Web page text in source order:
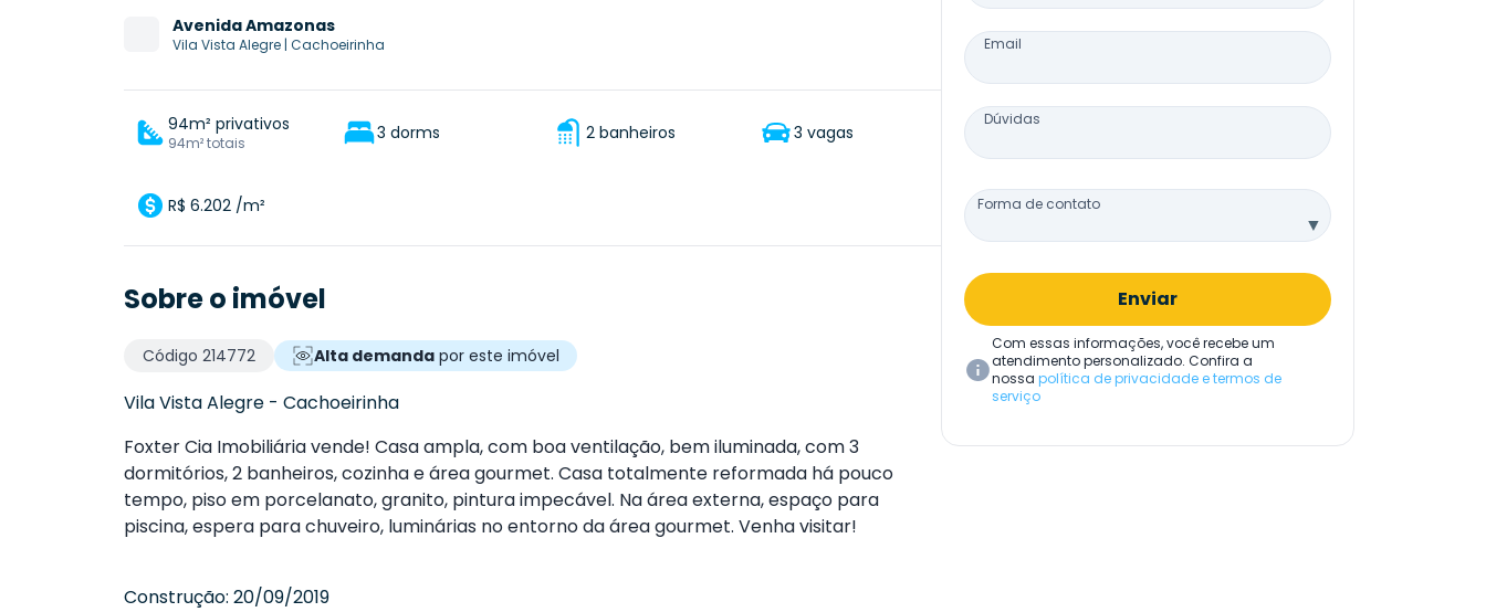
AvenidaAmazonas
Vila Vista Alegre | Cachoeirinha
94m² privativos
94m² totais 3 dorms 2 banheiros 3 vagas
R$ 6.202 /m²
Sobre o imóvel
Código 214772 Alta demanda por este imóvel
Vila Vista Alegre - Cachoeirinha
Foxter Cia Imobiliária vende! Casa ampla, com boa ventilação, bem iluminada, com 3
dormitórios, 2 banheiros, cozinha e área gourmet. Casa totalmente reformada há pouco
tempo, piso em porcelanato, granito, pintura impecável. Na área externa, espaço para
piscina, espera para chuveiro, luminárias no entorno da área gourmet. Venha visitar!
Construção: 20/09/2019
Email
Dúvidas
Forma de contato
▼
Enviar
Com essas informações, você recebe um
atendimento personalizado. Confira a
nossa política de privacidade e termos de
serviço